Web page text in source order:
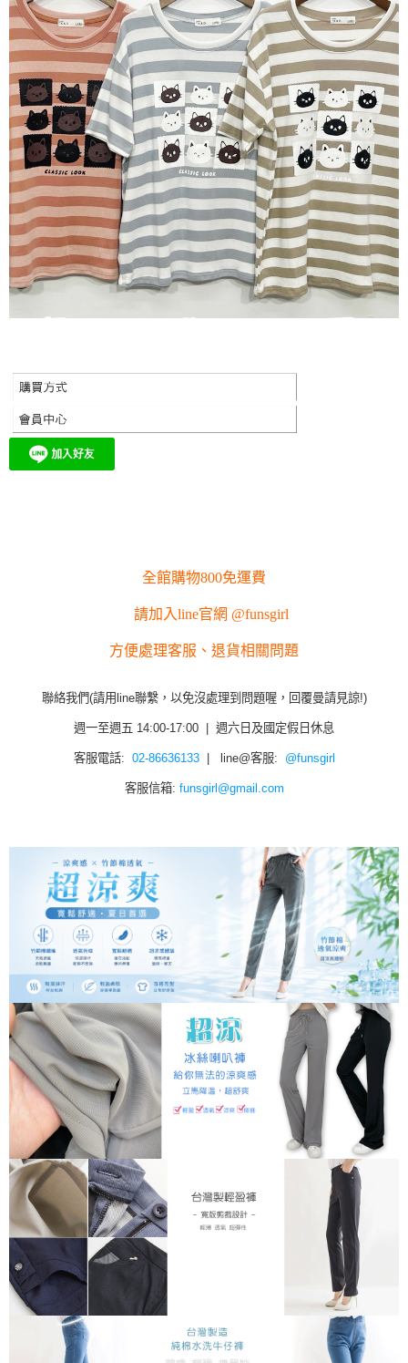
全館購物800免運費
請加入line官網 @funsgirl
方便處理客服、退貨相關問題
聯絡我們(請用line聯繫，以免沒處理到問題喔，回覆曼請見諒!)
週一至週五 14:00-17:00 | 週六日及國定假日休息
客服電話: 02-86636133| line@客服: @funsgirl
客服信箱: funsgirl@gmail.com